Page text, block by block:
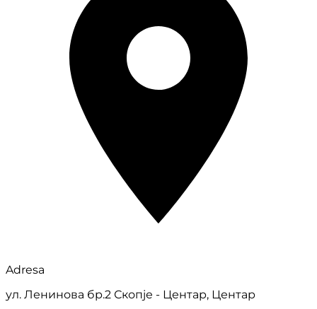
Adresa
ул. Ленинова бр.2 Скопје - Центар, Центар